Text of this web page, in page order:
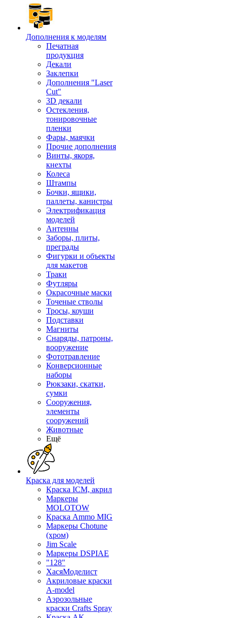
Дополнения к моделям
Печатная
продукция
Декали
Заклепки
Дополнения "Laser
Cut"
3D декали
Остекления,
тонировочные
пленки
Фары, маячки
Прочие дополнения
Винты, якоря,
кнехты
Колеса
Штампы
Бочки, ящики,
паллеты, канистры
Электрификация
моделей
Антенны
Заборы, плиты,
преграды
Фигурки и объекты
для макетов
Траки
Футляры
Окрасочные маски
Точеные стволы
Тросы, коуши
Подставки
Магниты
Снаряды, патроны,
вооружение
Фототравление
Конверсионные
наборы
Рюкзаки, скатки,
сумки
Сооружения,
элементы
сооружений
Животные
Ещё
Краска для моделей
Краска ICM, акрил
Маркеры
MOLOTOW
Краска Ammo MIG
Маркеры Chotune
(хром)
Jim Scale
Маркеры DSPIAE
"128"
ХасяМоделист
Акриловые краски
A-model
Аэрозольные
краски Crafts Spray